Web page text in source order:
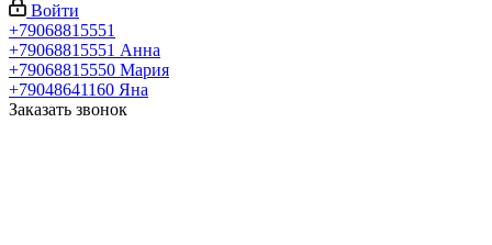
Войти
+79068815551
+79068815551 Анна
+79068815550 Мария
+79048641160 Яна
Заказать звонок